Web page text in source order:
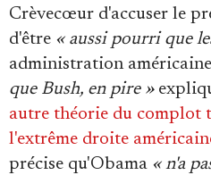
Crèvecœur d'accuser le
d'être « aussi pourri que
administration américaine
que Bush, en pire »
autre théorie du complot
l'extrême droite
précise qu'Obama « n'a